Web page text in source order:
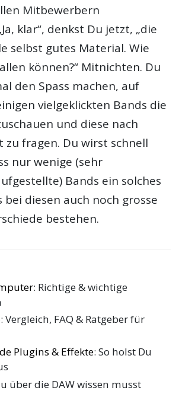
Mitbewerbern
klar“, denkst Du jetzt, „die
selbst gutes Material. Wie
können?“ Mitnichten. Du
den Spass machen, auf
vielgeklickten Bands die
und diese nach
zu fragen. Du wirst schnell
nur wenige (sehr
Bands ein solches
bei diesen auch noch grosse
bestehen.
: Richtige & wichtige
: Vergleich, FAQ & Ratgeber für
Plugins & Effekte: So holst Du
über die DAW wissen musst